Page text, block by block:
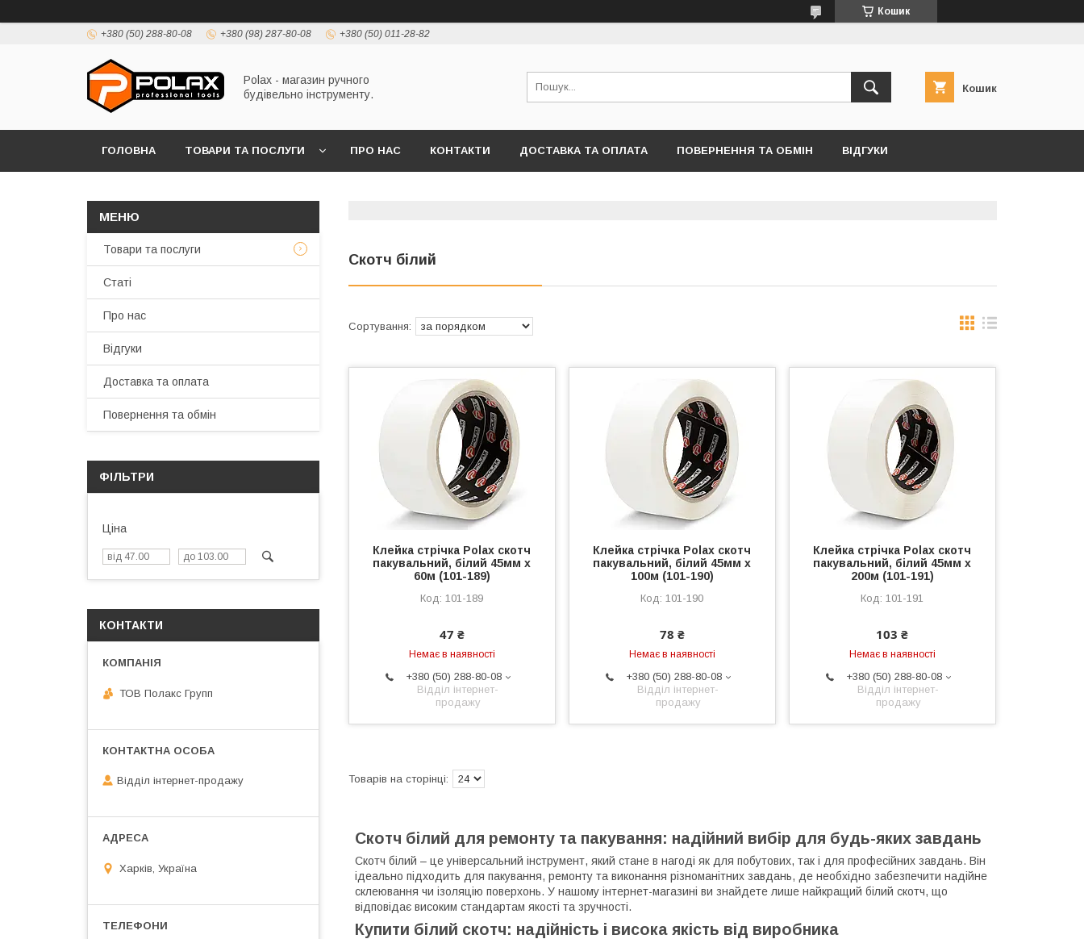
Кошик
+380 (50) 288-80-08 +380 (98) 287-80-08 +380 (50) 011-28-82
Polax - магазин ручного
будівельно інструменту.
Кошик
ГОЛОВНА ТОВАРИ ТА ПОСЛУГИ ПРО НАС КОНТАКТИ ДОСТАВКА ТА ОПЛАТА ПОВЕРНЕННЯ ТА ОБМІН ВІДГУКИ
Скотч білий
Клейка стрічка Polax скотч
пакувальний, білий 45мм х
60м (101-189)
101-189
47 ₴
Немає в наявності
+380 (50) 288-80-08
Відділ інтернет-
продажу
Клейка стрічка Polax скотч
пакувальний, білий 45мм х
100м (101-190)
101-190
78 ₴
Немає в наявності
+380 (50) 288-80-08
Відділ інтернет-
продажу
Клейка стрічка Polax скотч
пакувальний, білий 45мм х
200м (101-191)
101-191
103 ₴
Немає в наявності
+380 (50) 288-80-08
Відділ інтернет-
продажу
Скотч білий для ремонту та пакування: надійний вибір для будь-яких завдань
Скотч білий – це універсальний інструмент, який стане в нагоді як для побутових, так і для професійних завдань. Він
ідеально підходить для пакування, ремонту та виконання різноманітних завдань, де необхідно забезпечити надійне
склеювання чи ізоляцію поверхонь. У нашому інтернет-магазині ви знайдете лише найкращий білий скотч, що
відповідає високим стандартам якості та зручності.
Купити білий скотч: надійність і висока якість від виробника
Товари та послуги
Статі
Про нас
Відгуки
Доставка та оплата
Повернення та обмін
ФІЛЬТРИ
Ціна
КОНТАКТИ
ТОВ Полакс Групп
Відділ інтернет-продажу
Харків, Україна